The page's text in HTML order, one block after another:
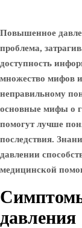
Повышенное
проблема,
доступность
множество мифов
неправильному
основные мифы о
помогут лучше
последствия.
давлении
медицинской
давления